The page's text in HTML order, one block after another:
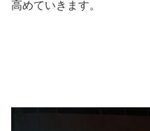
高めていきます。